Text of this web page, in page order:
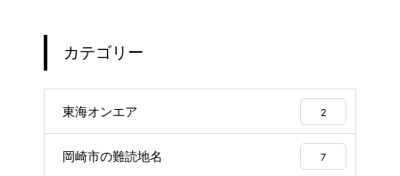
カテゴリー
東海オンエア 2
岡崎市の難読地名 7